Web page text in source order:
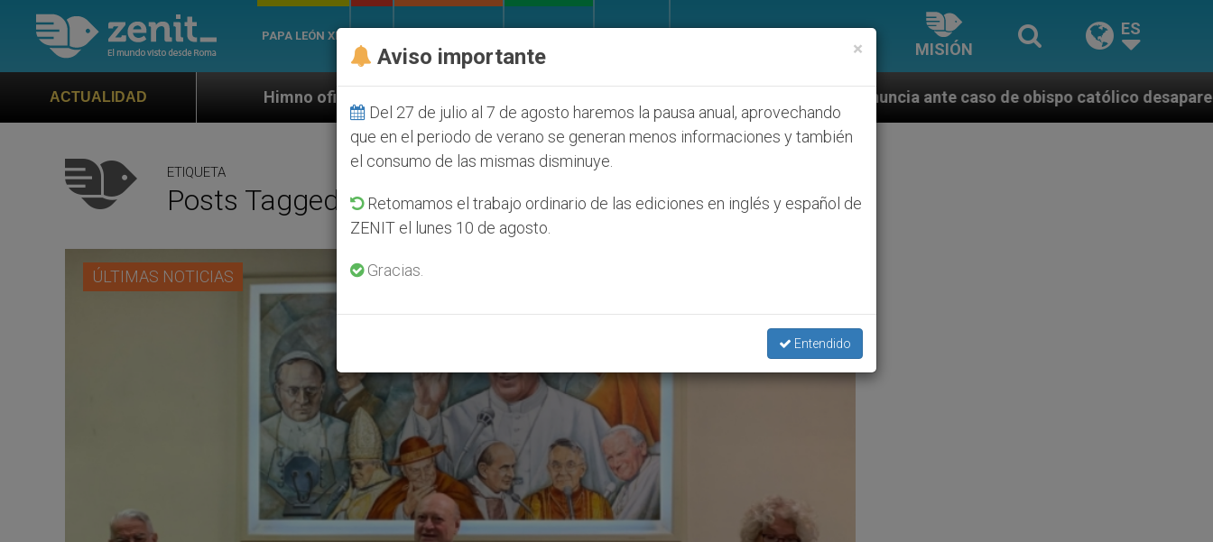
PAPA LEÓN XIV
MISIÓN
ES
ACTUALIDAD
Himno oficial de la Jornada Mundial de la Juventud Seúl 2027 ONU se pronuncia ante caso de obispo católico desaparecido por la dictadura
ETIQUETA
Posts Tagged ‘Tracey Rowland’
ÚLTIMAS NOTICIAS
×
Aviso importante
Del 27 de julio al 7 de agosto haremos la pausa anual, aprovechando
que en el periodo de verano se generan menos informaciones y también
el consumo de las mismas disminuye.
Retomamos el trabajo ordinario de las ediciones en inglés y español de
ZENIT el lunes 10 de agosto.
Gracias.
Entendido